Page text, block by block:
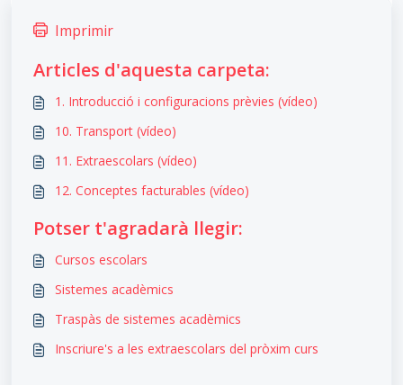
Imprimir
Articles d'aquesta carpeta:
1. Introducció i configuracions prèvies (vídeo)
10. Transport (vídeo)
11. Extraescolars (vídeo)
12. Conceptes facturables (vídeo)
Potser t'agradarà llegir:
Cursos escolars
Sistemes acadèmics
Traspàs de sistemes acadèmics
Inscriure's a les extraescolars del pròxim curs